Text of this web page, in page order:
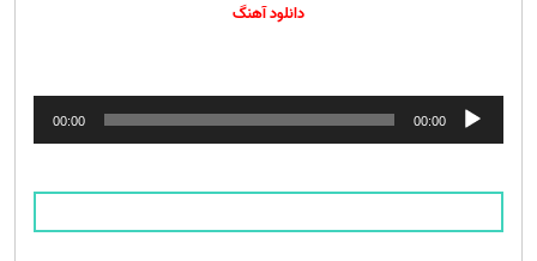
دانلود آهنگ
پخش‌کننده
صوت
00:00
00:00